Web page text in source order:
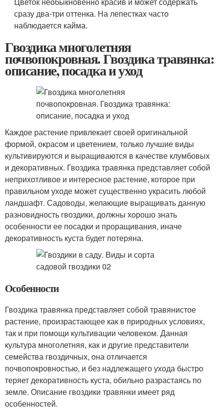
сразу два-три оттенка. На лепестках часто
наблюдается кайма.
Гвоздика многолетняя
почвопокровная. Гвоздика травянка:
описание, посадка и уход
Каждое растение привлекает своей оригинальной
формой, окрасом и цветением, только лучшие виды
культивируются и выращиваются в качестве клумбовых
и декоративных. Гвоздика травянка представляет собой
неприхотливое и интересное растение, которое при
правильном уходе может существенно украсить любой
ландшафт. Садоводы, желающие выращивать данную
разновидность гвоздики, должны хорошо знать
особенности ее посадки и проращивания, иначе
декоративность куста будет потеряна.
Особенности
Гвоздика травянка представляет собой травянистое
растение, произрастающее как в природных условиях,
так и при помощи культивации человеком. Данная
культура многолетняя, как и другие представители
семейства гвоздичных, она отличается
почвопокровностью, и без надлежащего ухода быстро
теряет декоративность куста, обильно разрастаясь по
земле. Описание гвоздики травянки имеет ряд
особенностей.